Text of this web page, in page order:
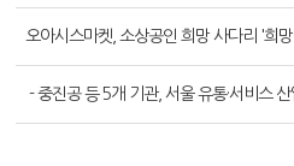
오아시스마켓, 소상공인 희망 사다리 '희
- 중진공 등 5개 기관, 서울 유통·서비스 산